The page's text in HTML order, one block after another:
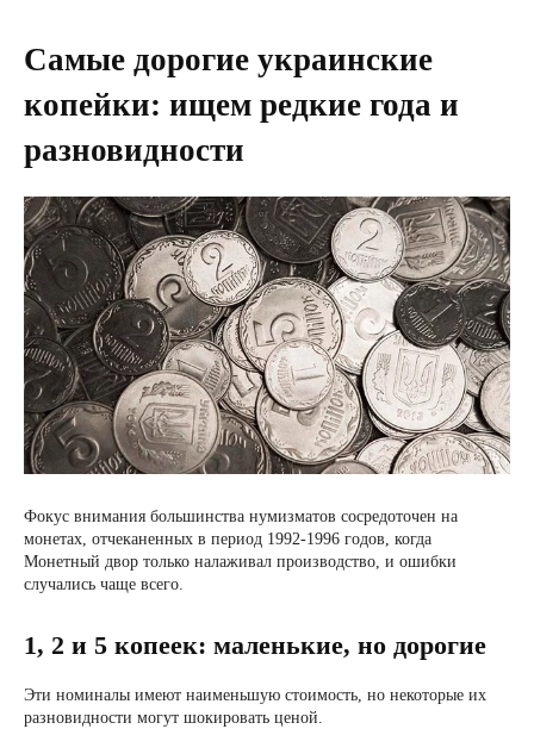
Самые дорогие украинские
копейки: ищем редкие года и
разновидности
Фокус внимания большинства нумизматов сосредоточен на
монетах, отчеканенных в период 1992-1996 годов, когда
Монетный двор только налаживал производство, и ошибки
случались чаще всего.
1, 2 и 5 копеек: маленькие, но дорогие
Эти номиналы имеют наименьшую стоимость, но некоторые их
разновидности могут шокировать ценой.